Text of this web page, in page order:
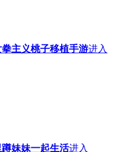
拳主义桃子移植手游进入
妹妹一起生活进入